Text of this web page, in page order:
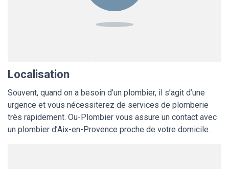
Localisation
Souvent, quand on a besoin d’un plombier, il s’agit d’une
urgence et vous nécessiterez de services de plomberie
très rapidement. Ou-Plombier vous assure un contact avec
un plombier d’Aix-en-Provence proche de votre domicile.